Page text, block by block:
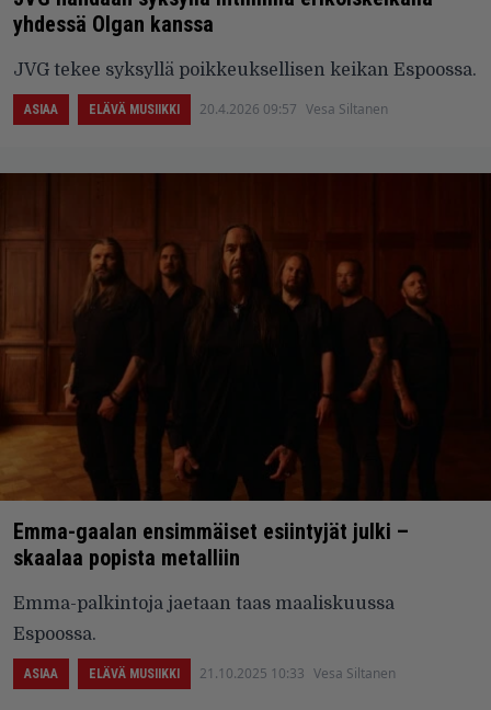
yhdessä Olgan kanssa
JVG tekee syksyllä poikkeuksellisen keikan Espoossa.
ASIAA ELÄVÄ MUSIIKKI 20.4.2026 09:57 Vesa Siltanen
Emma-gaalan ensimmäiset esiintyjät julki –
skaalaa popista metalliin
Emma-palkintoja jaetaan taas maaliskuussa
Espoossa.
ASIAA ELÄVÄ MUSIIKKI 21.10.2025 10:33 Vesa Siltanen